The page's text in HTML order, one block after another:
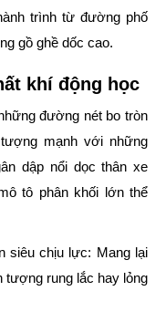
trình từ đường phố
gồ ghề dốc cao.
khí động học
đường nét bo tròn
mạnh với những
dập nổi dọc thân xe
tô phân khối lớn thể
siêu chịu lực: Mang lại
tượng rung lắc hay lỏng